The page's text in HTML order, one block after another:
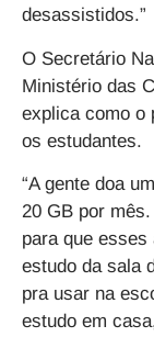
desassistidos.”
O Secretário
Ministério das
explica como o
os estudantes.
“A gente doa
20 GB por
para que
estudo da sala
pra usar na
estudo em